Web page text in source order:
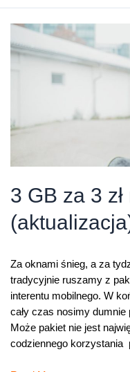
Orange
3 GB za 3
Za oknami śnieg, a za
tradycyjnie ruszamy z
interentu mobilnego. W
cały czas nosimy
Może pakiet nie jest
codziennego